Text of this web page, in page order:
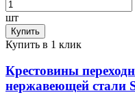
шт
Купить
Купить в 1 клик
Крестовины
нержавеющей стали